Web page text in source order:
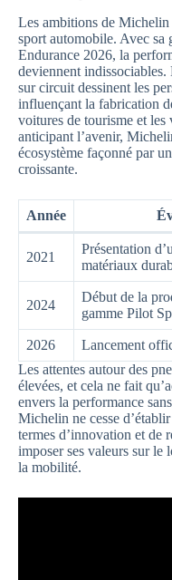
Les ambitions de
sport automobile. Avec sa
Endurance 2026, la
deviennent
sur circuit dessinent les
influençant la fabrication
voitures de tourisme et les
anticipant l’avenir,
écosystème façonné par
croissante.
Année
2021
Présentation
matériaux
2024
Début de la
gamme Pilot
2026
Lancement
Les attentes autour des
élevées, et cela ne fait
envers la performance
Michelin ne cesse
termes d’innovation et de
imposer ses valeurs sur le
la mobilité.